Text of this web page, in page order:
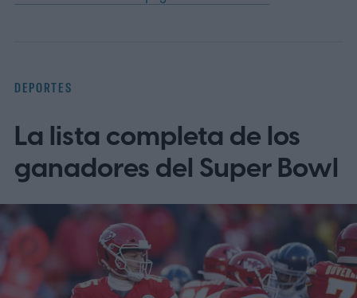
DEPORTES
La lista completa de los
ganadores del Super Bowl